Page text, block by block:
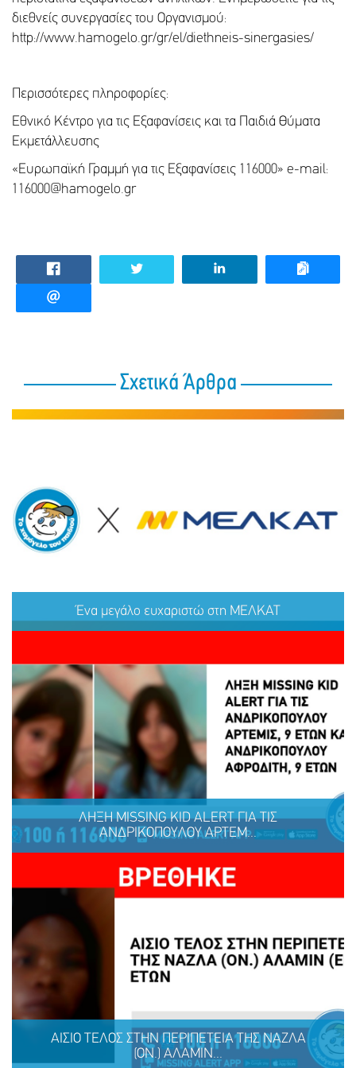
διεθνείς συνεργασίες του Οργανισμού:
http://www.hamogelo.gr/gr/el/diethneis-sinergasies/
Περισσότερες πληροφορίες:
Εθνικό Κέντρο για τις Εξαφανίσεις και τα Παιδιά Θύματα
Εκμετάλλευσης
«Ευρωπαϊκή Γραμμή για τις Εξαφανίσεις 116000» e-mail:
116000@hamogelo.gr
Σχετικά Άρθρα
Ένα μεγάλο ευχαριστώ στη ΜΕΛΚΑΤ
Ένα μεγάλο ευχαριστώ στη ΜΕΛΚΑΤ
ΜΟΙΡΑΣΟΥ
ΔΡΑΣΕ
ΛΗΞΗ MISSING KID ALERT ΓΙΑ ΤΙΣ
ΑΝΔΡΙΚΟΠΟΥΛΟΥ ΑΡΤΕΜ...
ΛΗΞΗ MISSING KID ALERT ΓΙΑ ΤΙΣ ΑΝΔΡΙΚΟΠΟΥΛΟΥ
ΑΡΤΕΜΙΣ, 9 ΕΤΩΝ ΚΑΙ ΑΝΔΡΙΚΟΠΟΥΛΟΥ ΑΦΡΟΔΙΤΗ, 9
ΕΤΩΝ
ΑΙΣΙΟ ΤΕΛΟΣ ΣΤΗΝ ΠΕΡΙΠΕΤΕΙΑ ΤΗΣ ΝΑΖΛΑ
(ΟΝ.) ΑΛΑΜΙΝ...